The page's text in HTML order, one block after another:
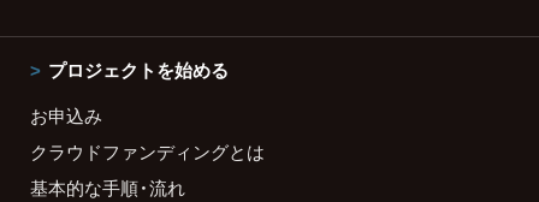
プロジェクトを始める
お申込み
クラウドファンディングとは
基本的な手順・流れ